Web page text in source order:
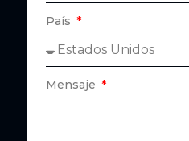
País
Mensaje